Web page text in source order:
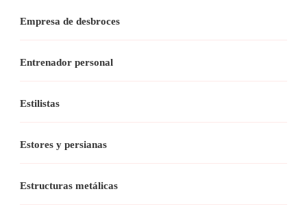
Empresa de desbroces
Entrenador personal
Estilistas
Estores y persianas
Estructuras metálicas